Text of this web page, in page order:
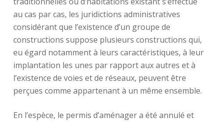
au cas par cas, les juridictions administratives
considérant que l’existence d’un groupe de
constructions suppose plusieurs constructions qui,
eu égard notamment à leurs caractéristiques, à leur
implantation les unes par rapport aux autres et à
l’existence de voies et de réseaux, peuvent être
perçues comme appartenant à un même ensemble.
En l’espèce, le permis d’aménager a été annulé et